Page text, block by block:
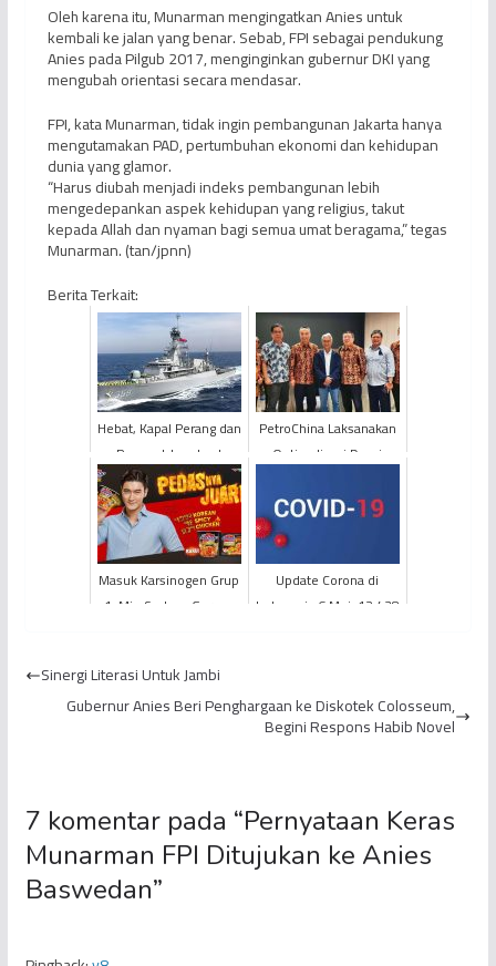
Oleh karena itu, Munarman mengingatkan Anies untuk
kembali ke jalan yang benar. Sebab, FPI sebagai pendukung
Anies pada Pilgub 2017, menginginkan gubernur DKI yang
mengubah orientasi secara mendasar.
FPI, kata Munarman, tidak ingin pembangunan Jakarta hanya
mengutamakan PAD, pertumbuhan ekonomi dan kehidupan
dunia yang glamor.
“Harus diubah menjadi indeks pembangunan lebih
mengedepankan aspek kehidupan yang religius, takut
kepada Allah dan nyaman bagi semua umat beragama,” tegas
Munarman. (tan/jpnn)
Berita Terkait:
Hebat, Kapal Perang dan
Pesawat Jaga Laut
Natuna Selama 24 Jam
PetroChina Laksanakan
Optimalisasi Demi
Produksi Jabung 2022
Masuk Karsinogen Grup
1, Mie Sedaap Goreng
Update Corona di
Indonesia 6 Mei: 12.438
Sinergi Literasi Untuk Jambi
Gubernur Anies Beri Penghargaan ke Diskotek Colosseum,
Begini Respons Habib Novel
7 komentar pada “Pernyataan Keras
Munarman FPI Ditujukan ke Anies
Baswedan”